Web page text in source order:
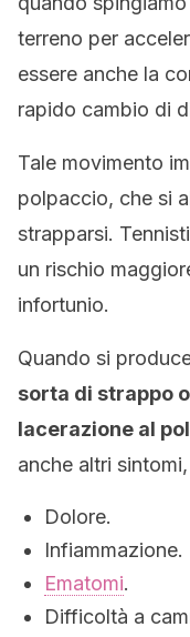
terreno per
essere anche la
rapido cambio di
Tale movimento
polpaccio, che si
strapparsi.
un rischio
infortunio.
Quando si
sorta di strappo
lacerazione al
anche altri
Dolore.
Infiammazione.
Ematomi.
Difficoltà a